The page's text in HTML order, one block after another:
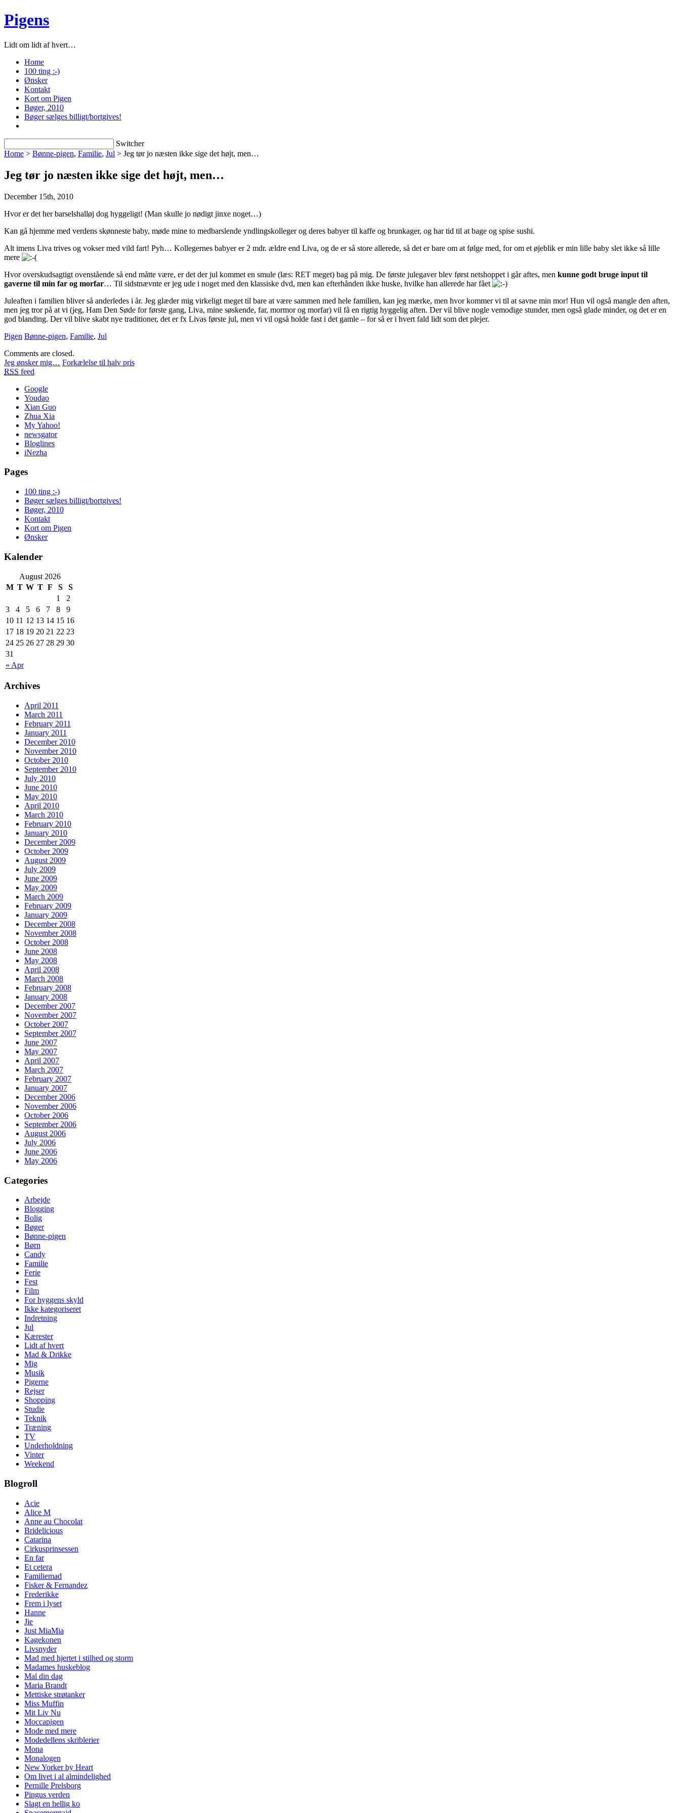
Pigens
Lidt om lidt af hvert…
Home
100 ting :-)
Ønsker
Kontakt
Kort om Pigen
Bøger, 2010
Bøger sælges billigt/bortgives!
Switcher
Home > Bønne-pigen, Familie, Jul > Jeg tør jo næsten ikke sige det højt, men…
Jeg tør jo næsten ikke sige det højt, men…
December 15th, 2010
Hvor er det her barselshalløj dog hyggeligt! (Man skulle jo nødigt jinxe noget…)
Kan gå hjemme med verdens skønneste baby, møde mine to medbarslende yndlingskolleger og deres babyer til kaffe og brunkager, og har tid til at bage og spise sushi.
Alt imens Liva trives og vokser med vild fart! Pyh… Kollegernes babyer er 2 mdr. ældre end Liva, og de er så store allerede, så det er bare om at følge med, for om et øjeblik er min lille baby slet ikke så lille
mere
Hvor overskudsagtigt ovenstående så end måtte være, er det der jul kommet en smule (læs: RET meget) bag på mig. De første julegaver blev først netshoppet i går aftes, men kunne godt bruge input til
gaverne til min far og morfar… Til sidstnævnte er jeg ude i noget med den klassiske dvd, men kan efterhånden ikke huske, hvilke han allerede har fået
Juleaften i familien bliver så anderledes i år. Jeg glæder mig virkeligt meget til bare at være sammen med hele familien, kan jeg mærke, men hvor kommer vi til at savne min mor! Hun vil også mangle den aften,
men jeg tror på at vi (jeg, Ham Den Søde for første gang, Liva, mine søskende, far, mormor og morfar) vil få en rigtig hyggelig aften. Der vil blive nogle vemodige stunder, men også glade minder, og det er en
god blanding. Der vil blive skabt nye traditioner, det er fx Livas første jul, men vi vil også holde fast i det gamle – for så er i hvert fald lidt som det plejer.
Pigen Bønne-pigen, Familie, Jul
Comments are closed.
Jeg ønsker mig… Forkælelse til halv pris
RSS feed
Google
Youdao
Xian Guo
Zhua Xia
My Yahoo!
newsgator
Bloglines
iNezha
Pages
100 ting :-)
Bøger sælges billigt/bortgives!
Bøger, 2010
Kontakt
Kort om Pigen
Ønsker
Kalender
August 2026
M T W T F S S
« Apr
1
2
3
4 5 6 7 8
9
10 11 12 13 14 15 16
17 18 19 20 21 22 23
24 25 26 27 28 29 30
31
Archives
April 2011
March 2011
February 2011
January 2011
December 2010
November 2010
October 2010
September 2010
July 2010
June 2010
May 2010
April 2010
March 2010
February 2010
January 2010
December 2009
October 2009
August 2009
July 2009
June 2009
May 2009
March 2009
February 2009
January 2009
December 2008
November 2008
October 2008
June 2008
May 2008
April 2008
March 2008
February 2008
January 2008
December 2007
November 2007
October 2007
September 2007
June 2007
May 2007
April 2007
March 2007
February 2007
January 2007
December 2006
November 2006
October 2006
September 2006
August 2006
July 2006
June 2006
May 2006
Categories
Arbejde
Blogging
Bolig
Bøger
Bønne-pigen
Børn
Candy
Familie
Ferie
Fest
Film
For hyggens skyld
Ikke kategoriseret
Indretning
Jul
Kærester
Lidt af hvert
Mad & Drikke
Mig
Musik
Pigerne
Rejser
Shopping
Studie
Teknik
Træning
TV
Underholdning
Vinter
Weekend
Blogroll
Acie
Alice M
Anne au Chocolat
Bridelicious
Catarina
Cirkusprinsessen
En far
Et cetera
Familiemad
Fisker & Fernandez
Frederikke
Frem i lyset
Hanne
Jie
Just MiaMia
Kagekonen
Livsnyder
Mad med hjertet i stilhed og storm
Madames huskeblog
Mal din dag
Maria Brandt
Mettiske strøtanker
Miss Muffin
Mit Liv Nu
Moccapigen
Mode med mere
Modedellens skriblerier
Mona
Monalogen
New Yorker by Heart
Om livet i al almindelighed
Pernille Prelsborg
Pingus verden
Slagt en hellig ko